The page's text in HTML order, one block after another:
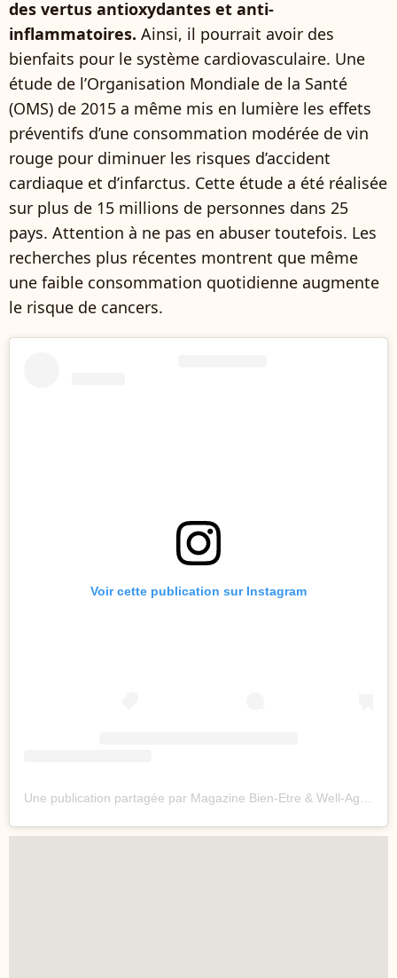
des vertus antioxydantes et anti-
inflammatoires. Ainsi, il pourrait avoir des
bienfaits pour le système cardiovasculaire. Une
étude de l’Organisation Mondiale de la Santé
(OMS) de 2015 a même mis en lumière les effets
préventifs d’une consommation modérée de vin
rouge pour diminuer les risques d’accident
cardiaque et d’infarctus. Cette étude a été réalisée
sur plus de 15 millions de personnes dans 25
pays. Attention à ne pas en abuser toutefois. Les
recherches plus récentes montrent que même
une faible consommation quotidienne augmente
le risque de cancers.
Voir cette publication sur Instagram